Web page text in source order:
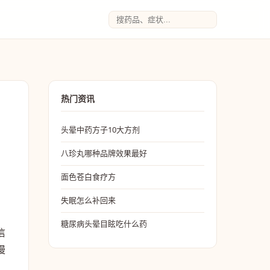
热门资讯
头晕中药方子10大方剂
八珍丸哪种品牌效果最好
面色苍白食疗方
失眠怎么补回来
糖尿病头晕目眩吃什么药